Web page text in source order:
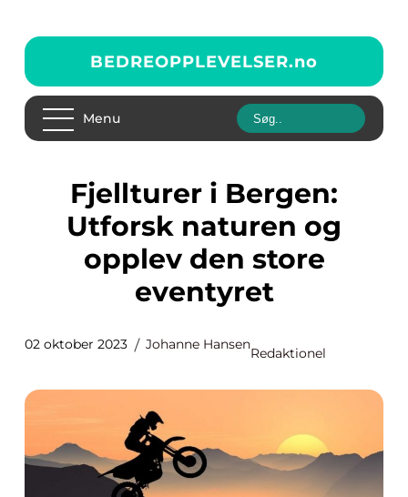
BEDREOPPLEVELSER.no
Menu
Fjellturer i Bergen:
Utforsk naturen og
opplev den store
eventyret
02 oktober 2023 Johanne Hansen
Redaktionel